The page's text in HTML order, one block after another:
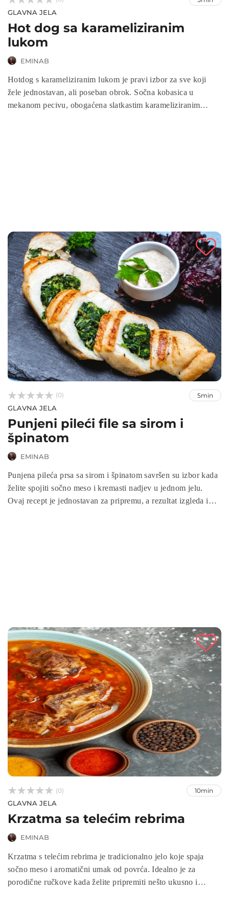
GLAVNA JELA
Hot dog sa karameliziranim
lukom
EMINAB
Hotdog s karameliziranim lukom je pravi izbor za sve koji
žele jednostavan, ali poseban obrok. Sočna kobasica u
mekanom pecivu, obogaćena slatkastim karameliziranim


 (0) 5min
GLAVNA JELA
Punjeni pileći file sa sirom i
špinatom
EMINAB
Punjena pileća prsa sa sirom i špinatom savršen su izbor kada
želite spojiti sočno meso i kremasti nadjev u jednom jelu.
Ovaj recept je jednostavan za pripremu, a rezultat izgleda i


 (0) 10min
GLAVNA JELA
Krzatma sa telećim rebrima
EMINAB
Krzatma s telećim rebrima je tradicionalno jelo koje spaja
sočno meso i aromatični umak od povrća. Idealno je za
porodične ručkove kada želite pripremiti nešto ukusno i